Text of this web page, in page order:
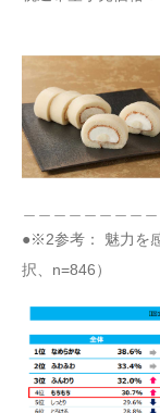
●※2参考： 魅力を
択、n=846）